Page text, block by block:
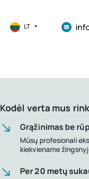
LT
Kodėl verta mus
Grąžinimas be
Mūsų profesionali
kiekviename
Per 20 metų